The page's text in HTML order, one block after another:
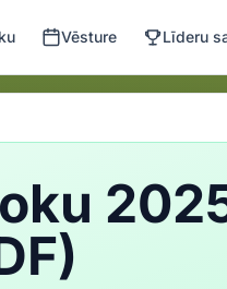
Vēsture Līderu